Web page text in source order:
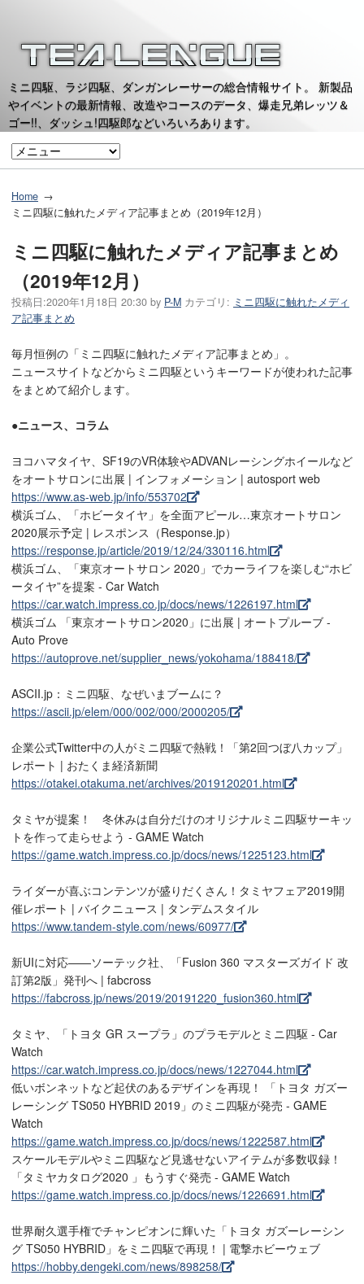
ミニ四駆、ラジ四駆、ダンガンレーサーの総合情報サイト。 新製品
やイベントの最新情報、改造やコースのデータ、爆走兄弟レッツ＆
ゴー!!、ダッシュ!四駆郎などいろいろあります。
Home
ミニ四駆に触れたメディア記事まとめ（2019年12月）
ミニ四駆に触れたメディア記事まとめ
（2019年12月）
投稿日:2020年1月18日 20:30 by P-M カテゴリ: ミニ四駆に触れたメディ
ア記事まとめ
毎月恒例の「ミニ四駆に触れたメディア記事まとめ」。
ニュースサイトなどからミニ四駆というキーワードが使われた記事
をまとめて紹介します。
●ニュース、コラム
ヨコハマタイヤ、SF19のVR体験やADVANレーシングホイールなど
をオートサロンに出展 | インフォメーション | autosport web
https://www.as-web.jp/info/553702
横浜ゴム、「ホビータイヤ」を全面アピール…東京オートサロン
2020展示予定 | レスポンス（Response.jp）
https://response.jp/article/2019/12/24/330116.html
横浜ゴム、「東京オートサロン 2020」でカーライフを楽しむ“ホビ
ータイヤ”を提案 - Car Watch
https://car.watch.impress.co.jp/docs/news/1226197.html
横浜ゴム 「東京オートサロン2020」に出展 | オートプルーブ -
Auto Prove
https://autoprove.net/supplier_news/yokohama/188418/
ASCII.jp：ミニ四駆、なぜいまブームに？
https://ascii.jp/elem/000/002/000/2000205/
企業公式Twitter中の人がミニ四駆で熱戦！「第2回つぼ八カップ」
レポート | おたくま経済新聞
https://otakei.otakuma.net/archives/2019120201.html
タミヤが提案！ 冬休みは自分だけのオリジナルミニ四駆サーキッ
トを作って走らせよう - GAME Watch
https://game.watch.impress.co.jp/docs/news/1225123.html
ライダーが喜ぶコンテンツが盛りだくさん！タミヤフェア2019開
催レポート | バイクニュース | タンデムスタイル
https://www.tandem-style.com/news/60977/
新UIに対応——ソーテック社、「Fusion 360 マスターズガイド 改
訂第2版」発刊へ | fabcross
https://fabcross.jp/news/2019/20191220_fusion360.html
タミヤ、「トヨタ GR スープラ」のプラモデルとミニ四駆 - Car
Watch
https://car.watch.impress.co.jp/docs/news/1227044.html
低いボンネットなど起伏のあるデザインを再現！ 「トヨタ ガズー
レーシング TS050 HYBRID 2019」のミニ四駆が発売 - GAME
Watch
https://game.watch.impress.co.jp/docs/news/1222587.html
スケールモデルやミニ四駆など見逃せないアイテムが多数収録！
「タミヤカタログ2020 」もうすぐ発売 - GAME Watch
https://game.watch.impress.co.jp/docs/news/1226691.html
世界耐久選手権でチャンピオンに輝いた「トヨタ ガズーレーシン
グ TS050 HYBRID」をミニ四駆で再現！ | 電撃ホビーウェブ
https://hobby.dengeki.com/news/898258/